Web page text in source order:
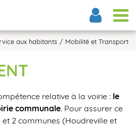
aux habitants Mobilité et Transport
relative à la voirie : le
communale. Pour assurer ce
et 2 communes (Houdreville et